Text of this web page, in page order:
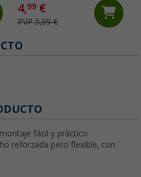
4,99€
PVP 5,99 €
fácil y práctico
reforzada pero flexible, con